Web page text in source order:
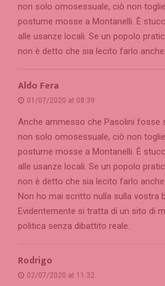
non solo omosessuale, ciò non
postume mosse a Montanelli. È
alle usanze locali. Se un popolo
non è detto che sia lecito farlo anche
Aldo Fera
01/07/2020 at 08:39
Anche ammesso che Pasolini fosse
non solo omosessuale, ciò non
postume mosse a Montanelli. È
alle usanze locali. Se un popolo
non è detto che sia lecito farlo anche
Non ho mai scritto nulla sulla vostra
Evidentemente si tratta di un sito di
politica senza dibattito reale.
Rodrigo
02/07/2020 at 11:32